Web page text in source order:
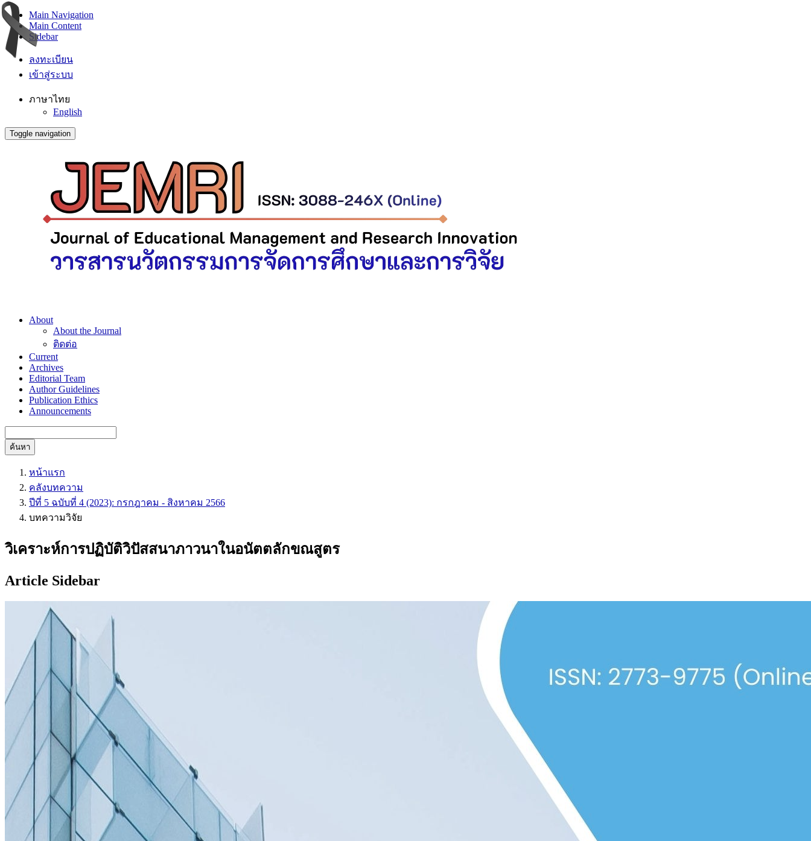
Main Navigation
Main Content
Sidebar
ลงทะเบียน
เข้าสู่ระบบ
ภาษาไทย
English
Toggle navigation
About
About the Journal
ติดต่อ
Current
Archives
Editorial Team
Author Guidelines
Publication Ethics
Announcements
ค้นหา
หน้าแรก
คลังบทความ
ปีที่ 5 ฉบับที่ 4 (2023): กรกฎาคม - สิงหาคม 2566
บทความวิจัย
วิเคราะห์การปฏิบัติวิปัสสนาภาวนาในอนัตตลักขณสูตร
Article Sidebar